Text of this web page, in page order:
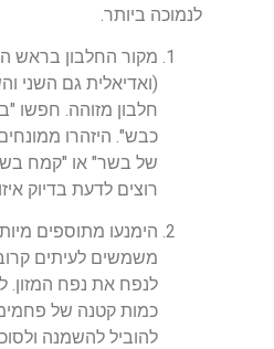
לנמוכה ביותר.
מקור החלבון בראש
(ואדיאלית גם השני
חלבון מזוהה. חפשו
כבש". היזהרו
של בשר" או "קמח
רוצים לדעת בדיוק
הימנעו מתוספים
משמשים לעיתים
לנפח את נפח המזון.
כמות קטנה של
להוביל להשמנה